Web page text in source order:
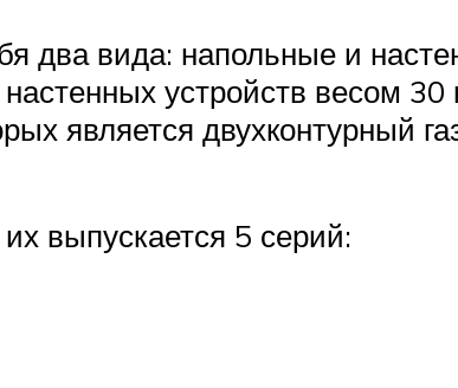
два вида: напольные и
устройств весом 30
является двухконтурный
выпускается 5 серий: